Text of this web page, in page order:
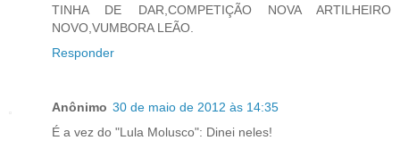
TINHA DE DAR,COMPETIÇÃO NOVA ARTILHEIRO
NOVO,VUMBORA LEÃO.
Responder
Anônimo 30 de maio de 2012 às 14:35
É a vez do "Lula Molusco": Dinei neles!